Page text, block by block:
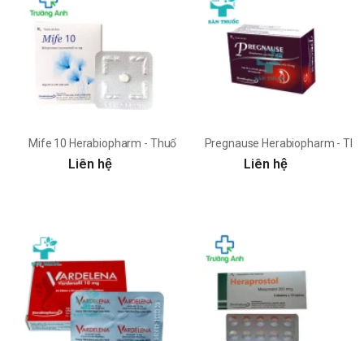
Mife 10 Herabiopharm - Thuốc tránh thai khẩn cấp hiệu quả
Liên hệ
Pregnause Herabiopharm -
Liên hệ